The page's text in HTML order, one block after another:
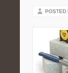
POSTED